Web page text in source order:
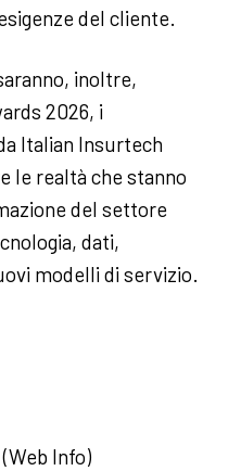
del cliente.
inoltre,
2026, i
Italian Insurtech
le realtà che stanno
del settore
dati,
modelli di servizio.
Info)